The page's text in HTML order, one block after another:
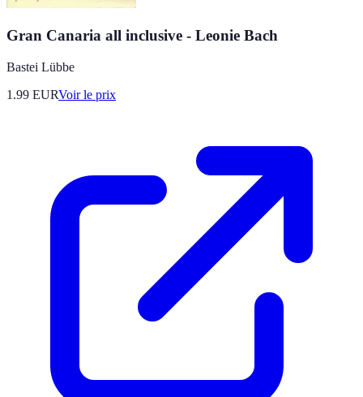
Gran Canaria all inclusive - Leonie Bach
Bastei Lübbe
1.99 EURVoir le prix